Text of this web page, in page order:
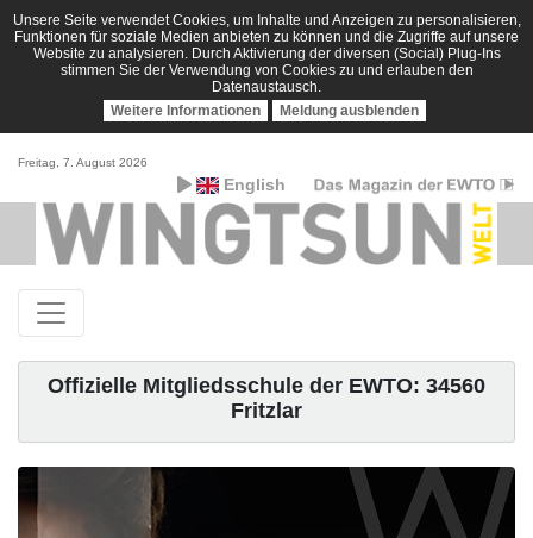
Unsere Seite verwendet Cookies, um Inhalte und Anzeigen zu personalisieren,
Funktionen für soziale Medien anbieten zu können und die Zugriffe auf unsere
Website zu analysieren. Durch Aktivierung der diversen (Social) Plug-Ins
stimmen Sie der Verwendung von Cookies zu und erlauben den
Datenaustausch.
Weitere Informationen
Meldung ausblenden
Freitag, 7. August 2026
English
Offizielle Mitgliedsschule der EWTO: 34560
Fritzlar